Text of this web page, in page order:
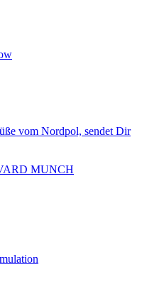
vom Nordpol, sendet Dir
MUNCH